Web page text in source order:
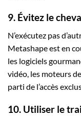
9. Évitez le
N’exécutez pas
Metashape est en
les logiciels
vidéo, les moteurs
parti de l’accès
10. Utiliser le